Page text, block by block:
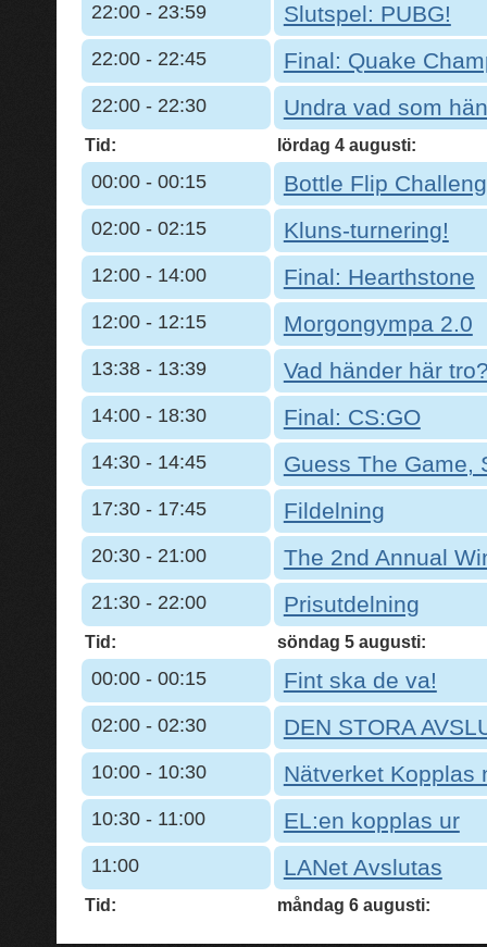
22:00 - 23:59 Slutspel: PUBG!
22:00 - 22:45 Final: Quake
22:00 - 22:30 Undra vad som
Tid: lördag 4 augusti:
00:00 - 00:15 Bottle Flip
02:00 - 02:15 Kluns-turnering!
12:00 - 14:00 Final: Hearthstone
12:00 - 12:15 Morgongympa 2.0
13:38 - 13:39 Vad händer här
14:00 - 18:30 Final: CS:GO
14:30 - 14:45 Guess The Game,
17:30 - 17:45 Fildelning
20:30 - 21:00 The 2nd Annual
21:30 - 22:00 Prisutdelning
Tid: söndag 5 augusti:
00:00 - 00:15 Fint ska de va!
02:00 - 02:30 DEN STORA
10:00 - 10:30 Nätverket Kopplas
10:30 - 11:00 EL:en kopplas ur
11:00 LANet Avslutas
Tid: måndag 6 augusti: